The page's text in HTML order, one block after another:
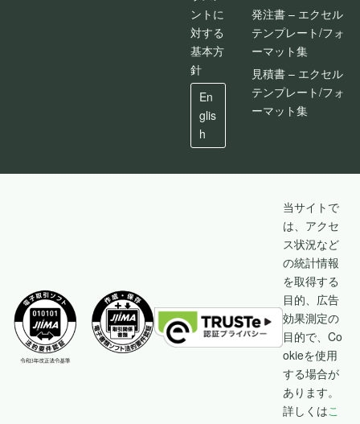
ントに
対する
基本方
針
En
glis
h
発注書 – エクセル
テンプレート/フォ
ーマット集
見積書 – エクセル
テンプレート/フォ
ーマット集
当サイトで
は、アクセ
ス状況など
の統計情報
を取得する
目的、広告
効果測定の
目的で、Co
okieを使用
する場合が
あります。
詳しくはこ